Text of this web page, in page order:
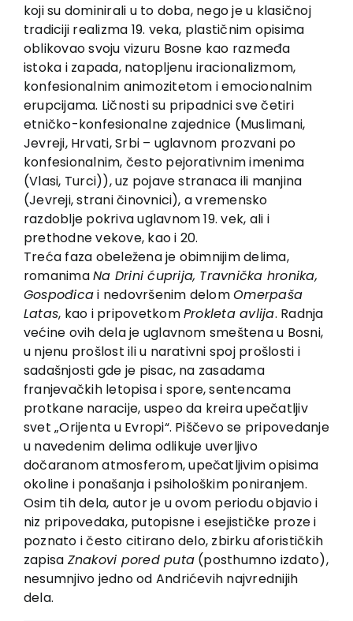
koji su dominirali u to doba, nego je u klasičnoj
tradiciji realizma 19. veka, plastičnim opisima
oblikovao svoju vizuru Bosne kao razmeđa
istoka i zapada, natopljenu iracionalizmom,
konfesionalnim animozitetom i emocionalnim
erupcijama. Ličnosti su pripadnici sve četiri
etničko-konfesionalne zajednice (Muslimani,
Jevreji, Hrvati, Srbi – uglavnom prozvani po
konfesionalnim, često pejorativnim imenima
(Vlasi, Turci)), uz pojave stranaca ili manjina
(Jevreji, strani činovnici), a vremensko
razdoblje pokriva uglavnom 19. vek, ali i
prethodne vekove, kao i 20.
Treća faza obeležena je obimnijim delima,
romanimaNa Drini ćuprija, Travnička hronika,
Gospođicai nedovršenim delomOmerpaša
Latas, kao i pripovetkomProkleta avlija. Radnja
većine ovih dela je uglavnom smeštena u Bosni,
u njenu prošlost ili u narativni spoj prošlosti i
sadašnjosti gde je pisac, na zasadama
franjevačkih letopisa i spore, sentencama
protkane naracije, uspeo da kreira upečatljiv
svet „Orijenta u Evropi“. Piščevo se pripovedanje
u navedenim delima odlikuje uverljivo
dočaranom atmosferom, upečatljivim opisima
okoline i ponašanja i psihološkim poniranjem.
Osim tih dela, autor je u ovom periodu objavio i
niz pripovedaka, putopisne i esejističke proze i
poznato i često citirano delo, zbirku aforističkih
zapisa Znakovi pored puta (posthumno izdato),
nesumnjivo jedno od Andrićevih najvrednijih
dela.